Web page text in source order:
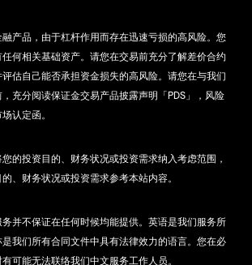
产品，由于杠杆作用而存在迅速亏损的高风险。您
何相关基础资产。请您在交易前充分了解差价合约
估自己能否承担资金损失的高风险。请您在与我们
充分阅读保证金交易产品披露声明「PDS」，风险
认定函。
的投资目的、财务状况或投资需求纳入考虑范围，
、财务状况或投资需求参考本站内容。
并不保证在任何时候均能提供。英语是我们服务所
我们所有合同文件中具有法律效力的语言。您在必
可能无法联络我们中文服务工作人员。